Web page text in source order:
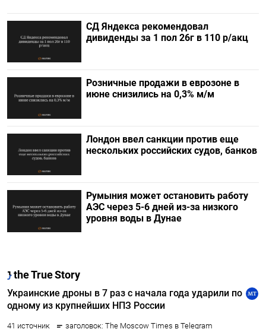
СД Яндекса рекомендовал
дивиденды за 1 пол 26г в 110 р/акц
Розничные продажи в еврозоне в
июне снизились на 0,3% м/м
Лондон ввел санкции против еще
нескольких российских судов, банков
Румыния может остановить работу
АЭС через 5-6 дней из-за низкого
уровня воды в Дунае